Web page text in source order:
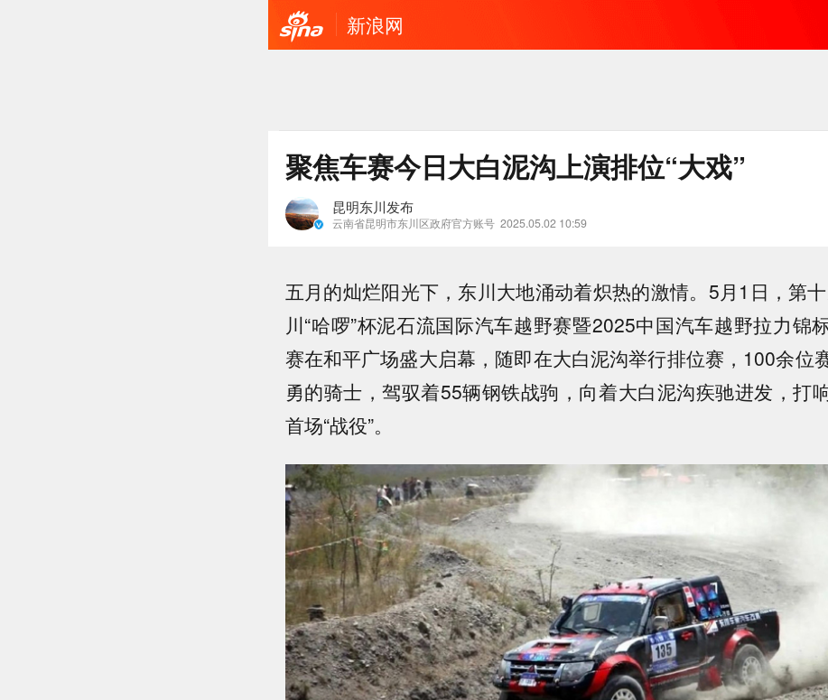
新浪网
聚焦车赛今日大白泥沟上演排位“大戏”
昆明东川发布
云南省昆明市东川区政府官方账号 2025.05.02 10:59
五月的灿烂阳光下，东川大地涌动着炽热的激情。5月1日，第
川“哈啰”杯泥石流国际汽车越野赛暨2025中国汽车越野拉力锦
赛在和平广场盛大启幕，随即在大白泥沟举行排位赛，100余位
勇的骑士，驾驭着55辆钢铁战驹，向着大白泥沟疾驰进发，打
首场“战役”。